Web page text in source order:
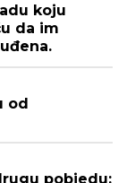
koju
da im
od
pobjedu: